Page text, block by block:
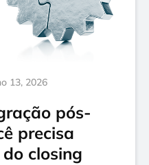
13, 2026
pós-
precisa
closing